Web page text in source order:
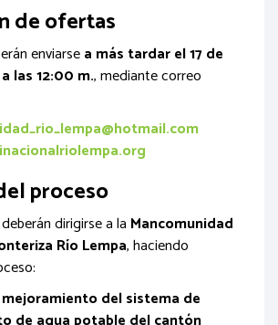
de ofertas
enviarsea más tardar el 17 de
las 12:00 m., mediante correo
proceso
dirigirse a la Mancomunidad
Río Lempa, haciendo
del sistema de